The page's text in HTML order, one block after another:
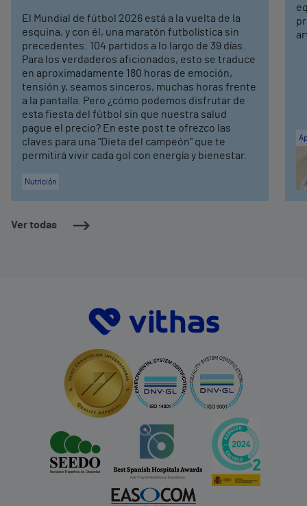
Ver todas
El Mundial de fútbol 2026 está a la vuelta de la
esquina, y con él, una maratón futbolística sin
precedentes: 104 partidos a lo largo de 39 días.
Para los verdaderos aficionados, esto se traduce
en aproximadamente 180 horas de emoción,
tensión y, seamos sinceros, muchas horas frente
a la pantalla. Pero ¿cómo podemos disfrutar de
esta fiesta del fútbol sin que nuestra salud
pague el precio? En este post te ofrezco las
claves para una "Dieta del campeón" que te
permitirá vivir cada gol con energía y bienestar.
Nutrición